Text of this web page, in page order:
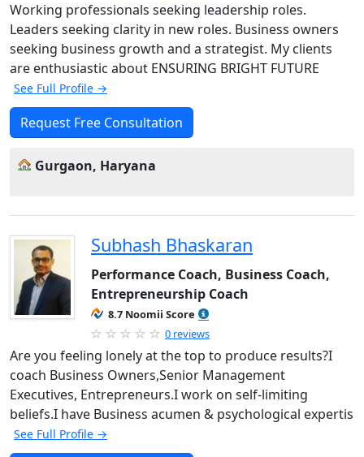
Working professionals seeking leadership roles.
Leaders seeking clarity in new roles. Business owners
seeking business growth and a strategist. My clients
are enthusiastic about ENSURING BRIGHT FUTURE
See Full Profile →
Request Free Consultation
Gurgaon, Haryana
Subhash Bhaskaran
Performance Coach, Business Coach,
Entrepreneurship Coach
8.7 Noomii Score
0 reviews
Are you feeling lonely at the top to produce results?I
coach Business Owners,Senior Management
Executives, Entrepreneurs.I work on self-limiting
beliefs.I have Business acumen & psychological expertis
See Full Profile →